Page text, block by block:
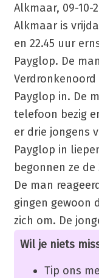
Alkmaar, 09-10-
Alkmaar is
en 22.45 uur
Payglop. De
Payglop in. De
telefoon bezig
er drie jongens
Payglop in
begonnen ze
De man
gingen gewoon
zich om. De
Wil je niets
Tip ons